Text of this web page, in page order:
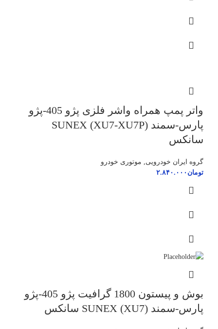
واتر پمپ همراه واشر فلزی پژو 405-پژو
پارس-سمند (XU7-XU7P) SUNEX
سانکس
گروه ایران خودرویی, موتوری خودرو
تومان ۲.۸۴۰.۰۰۰
بوش و پیستون 1800 گرافیت پژو 405-پژو
پارس-سمند (XU7) SUNEX سانکس